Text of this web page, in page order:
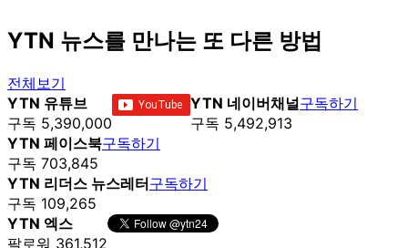
YTN 뉴스를 만나는 또 다른 방법
전체보기
YTN 유튜브
구독 5,390,000
YTN 네이버채널
구독 5,492,913
구독하기
YTN 페이스북
구독 703,845
구독하기
YTN 리더스 뉴스레터
구독 109,265
구독하기
YTN 엑스
팔로워 361,512